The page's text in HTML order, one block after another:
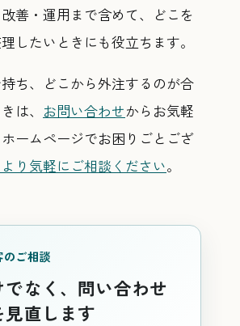
善・運用まで含めて、どこを
したいときにも役立ちます。
ち、どこから外注するのが合
は、 お問い合わせからお気軽
ームページでお困りごとござ
り気軽にご相談ください。
ご相談
なく、問い合わせ
見直します